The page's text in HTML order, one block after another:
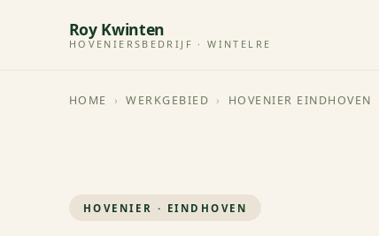
Roy Kwinten
HOVENIERSBEDRIJF · WINTELRE
HOME › WERKGEBIED › HOVENIER EINDHOVEN
HOVENIER · EINDHOVEN